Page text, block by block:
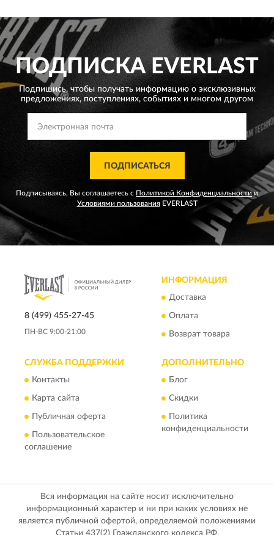
ПОДПИСКАEVERLAST
Подпишись, чтобы получать информацию о эксклюзивных
предложениях, поступлениях, событиях и многом другом
ПОДПИСАТЬСЯ
Подписываясь, Вы соглашаетесь с Политикой Конфиденциальности и
Условиями пользованияEVERLAST
8 (499) 455-27-45
ПН-ВС 9:00-21:00
ИНФОРМАЦИЯ
Доставка
Оплата
Возврат товара
СЛУЖБА ПОДДЕРЖКИ
Контакты
Карта сайта
Публичная оферта
Пользовательское
соглашение
ДОПОЛНИТЕЛЬНО
Блог
Скидки
Политика
конфиденциальности
Вся информация на сайте носит исключительно
информационный характер и ни при каких условиях не
является публичной офертой, определяемой положениями
Статьи 437(2) Гражданского кодекса РФ.